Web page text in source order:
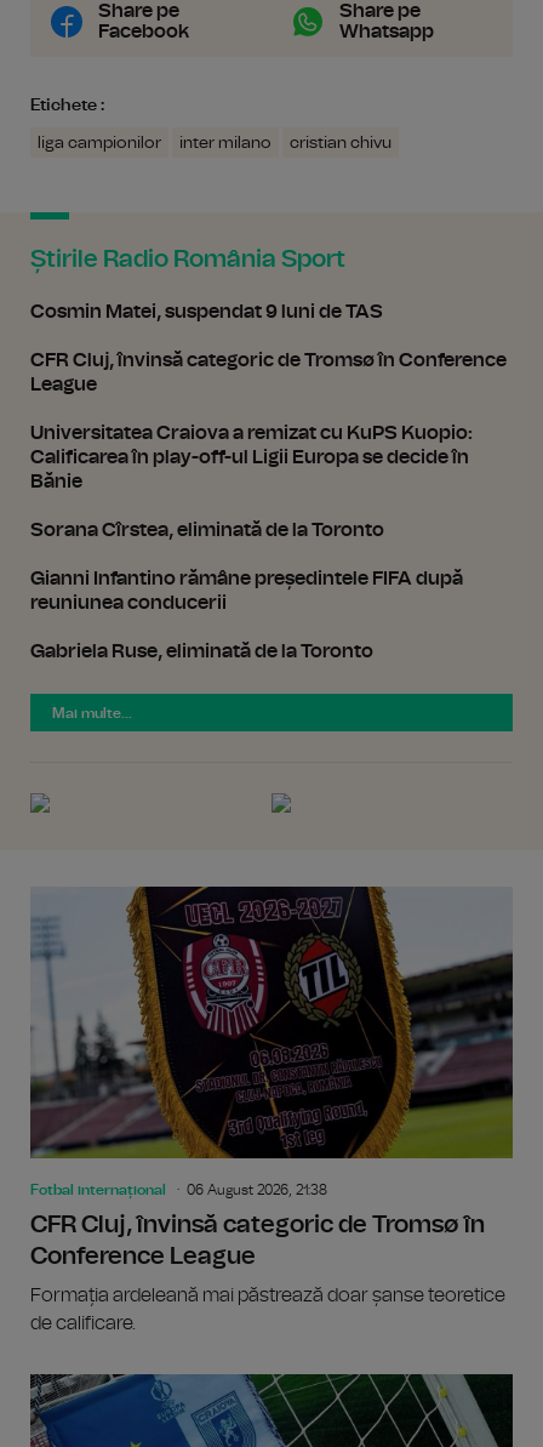
Share pe
Facebook
Share pe
Whatsapp
Etichete :
liga campionilor inter milano cristian chivu
Știrile Radio România Sport
Cosmin Matei, suspendat 9 luni de TAS
CFR Cluj, învinsă categoric de Tromsø în Conference
League
Universitatea Craiova a remizat cu KuPS Kuopio:
Calificarea în play-off-ul Ligii Europa se decide în
Bănie
Sorana Cîrstea, eliminată de la Toronto
Gianni Infantino rămâne președintele FIFA după
reuniunea conducerii
Gabriela Ruse, eliminată de la Toronto
Mai multe...
Fotbal internațional 06 August 2026, 21:38
CFR Cluj, învinsă categoric de Tromsø în
Conference League
Formația ardeleană mai păstrează doar șanse teoretice
de calificare.